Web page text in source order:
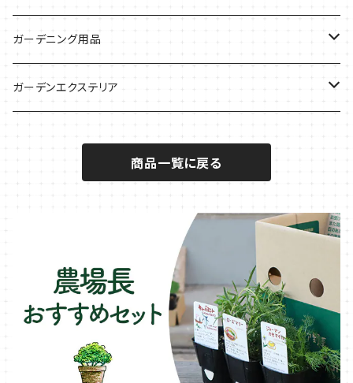
サラダに使いたい
秋植えで料理に
夏のハーブガーデンに
虫よけに使いたい
ハーブバスに
ジャガイモのコンパニオン
葉物野菜のコンパニオン
キュウリのコンパニオン
イチゴをおいしく育てたい
ミント・ハーブ苗
バジル・ハーブ苗
タイム・ハーブ苗
マロウ・ハーブ苗
ヒソップ・ハーブ苗
オレガノ・ハーブ苗
ガーデニング用品
その他
樹脂製 / プラ製プランター
ファイバー製プランター
ブリキ製プランター
ガーデンエクステリア
オーニング
シェード
テーブル・チェア・ベンチ
商品一覧に戻る